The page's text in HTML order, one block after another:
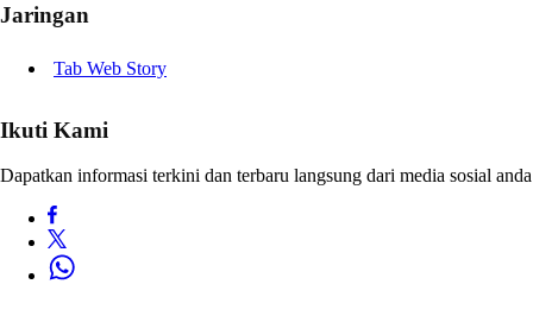
Jaringan
Tab Web Story
Ikuti Kami
Dapatkan informasi terkini dan terbaru langsung dari media sosial anda